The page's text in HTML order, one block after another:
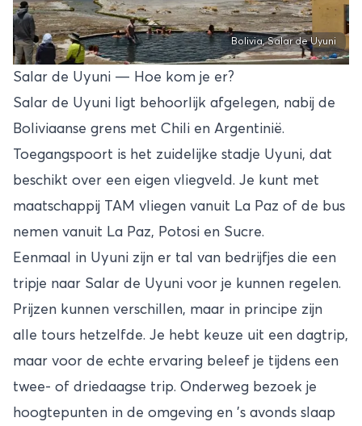
Bolivia, Salar de Uyuni
Salar de Uyuni — Hoe kom je er?
Salar de Uyuni ligt behoorlijk afgelegen, nabij de
Boliviaanse grens met Chili en Argentinië.
Toegangspoort is het zuidelijke stadje Uyuni, dat
beschikt over een eigen vliegveld. Je kunt met
maatschappij TAM vliegen vanuit La Paz of de bus
nemen vanuit La Paz, Potosi en Sucre.
Eenmaal in Uyuni zijn er tal van bedrijfjes die een
tripje naar Salar de Uyuni voor je kunnen regelen.
Prijzen kunnen verschillen, maar in principe zijn
alle tours hetzelfde. Je hebt keuze uit een dagtrip,
maar voor de echte ervaring beleef je tijdens een
twee- of driedaagse trip. Onderweg bezoek je
hoogtepunten in de omgeving en ’s avonds slaap